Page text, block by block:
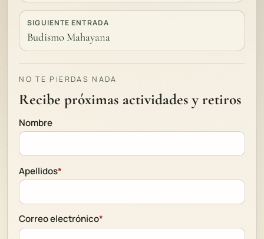
SIGUIENTE ENTRADA
Budismo Mahayana
NO TE PIERDAS NADA
Recibe próximas actividades y retiros
Nombre
Apellidos*
Correo electrónico*